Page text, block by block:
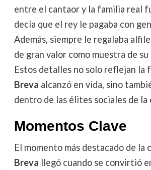
entre el cantaor y la familia real
decía que el rey le pagaba con
Además, siempre le regalaba
de gran valor como muestra de
Estos detalles no solo reflejan la
Breva alcanzó en vida, sino
dentro de las élites sociales de la
Momentos Clave
El momento más destacado de la
Breva llegó cuando se convirtió